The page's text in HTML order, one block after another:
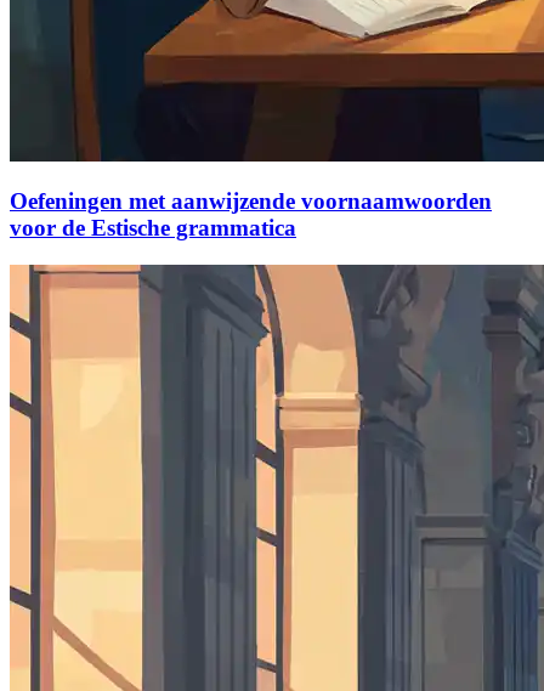
Oefeningen met aanwijzende voornaamwoorden
voor de Estische grammatica